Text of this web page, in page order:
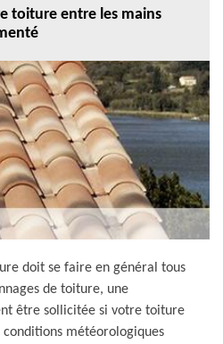
toiture entre les mains
doit se faire en général tous
de toiture, une
être sollicitée si votre toiture
météorologiques